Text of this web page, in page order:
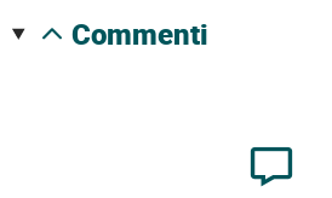
commenti